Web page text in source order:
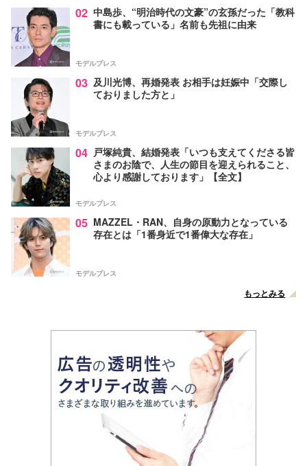
02 中島歩、“明治時代の文豪”の玄孫だった「教科
書にも載っている」名前も先祖に由来
モデルプレス
03 及川光博、再婚発表 お相手は妊娠中「交際し
ておりました方と」
モデルプレス
04 戸塚純貴、結婚発表「いつも支えてくださる皆
さまのお陰で、人生の節目を迎えられること、
心より感謝しております」【全文】
モデルプレス
05 MAZZEL・RAN、自身の原動力となっている
存在とは「1番身近で1番偉大な存在」
モデルプレス
もっとみる